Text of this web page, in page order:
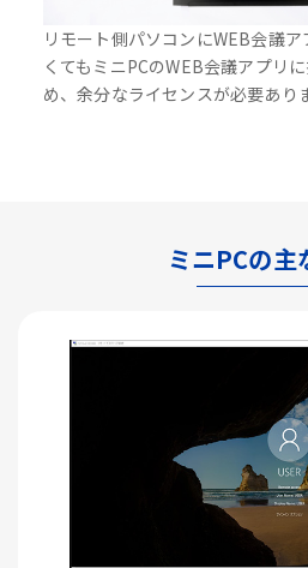
リモート側パソコンにWEB会議
くてもミニPCのWEB会議アプリ
め、余分なライセンスが必要あり
ミニPCの主